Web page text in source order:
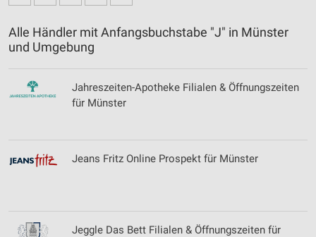
Alle Händler mit Anfangsbuchstabe "J" in Münster
und Umgebung
Jahreszeiten-Apotheke Filialen & Öffnungszeiten
für Münster
Jeans Fritz Online Prospekt für Münster
Jeggle Das Bett Filialen & Öffnungszeiten für